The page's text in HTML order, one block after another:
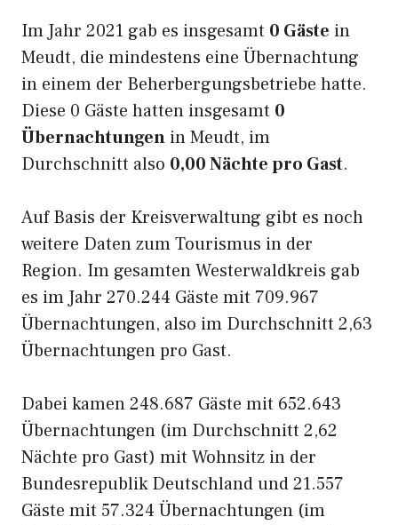
Im Jahr 2021 gab es insgesamt 0 Gäste in
Meudt, die mindestens eine Übernachtung
in einem der Beherbergungsbetriebe hatte.
Diese 0 Gäste hatten insgesamt 0
Übernachtungen in Meudt, im
Durchschnitt also 0,00 Nächte pro Gast.
Auf Basis der Kreisverwaltung gibt es noch
weitere Daten zum Tourismus in der
Region. Im gesamten Westerwaldkreis gab
es im Jahr 270.244 Gäste mit 709.967
Übernachtungen, also im Durchschnitt 2,63
Übernachtungen pro Gast.
Dabei kamen 248.687 Gäste mit 652.643
Übernachtungen (im Durchschnitt 2,62
Nächte pro Gast) mit Wohnsitz in der
Bundesrepublik Deutschland und 21.557
Gäste mit 57.324 Übernachtungen (im